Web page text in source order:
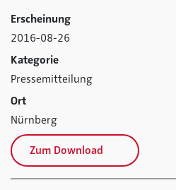
Erscheinung
2016-08-26
Kategorie
Pressemitteilung
Ort
Nürnberg
Zum Download